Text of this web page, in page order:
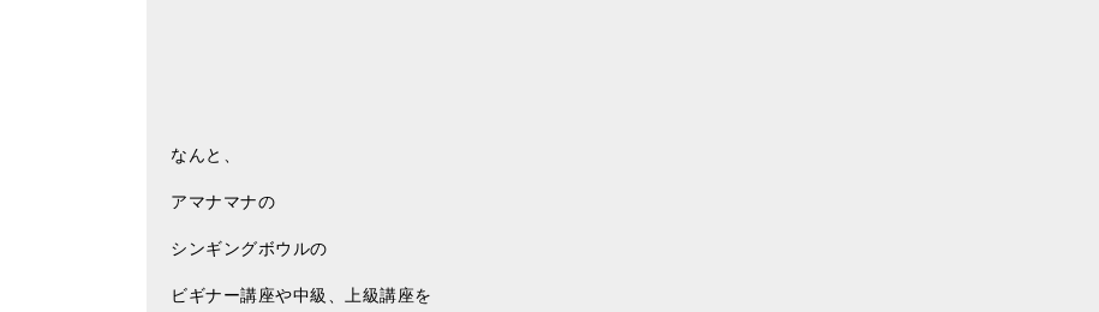
なんと、
アマナマナの
シンギングボウルの
ビギナー講座や中級、上級講座を